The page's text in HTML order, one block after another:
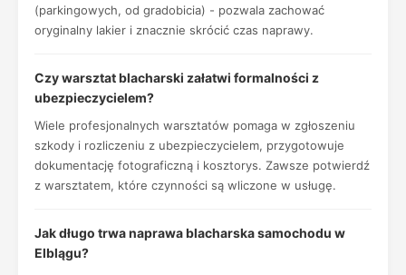
(parkingowych, od gradobicia) - pozwala zachować
oryginalny lakier i znacznie skrócić czas naprawy.
Czy warsztat blacharski załatwi formalności z
ubezpieczycielem?
Wiele profesjonalnych warsztatów pomaga w zgłoszeniu
szkody i rozliczeniu z ubezpieczycielem, przygotowuje
dokumentację fotograficzną i kosztorys. Zawsze potwierdź
z warsztatem, które czynności są wliczone w usługę.
Jak długo trwa naprawa blacharska samochodu w
Elblągu?